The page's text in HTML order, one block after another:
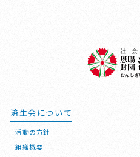
済生会について
活動の方針
組織概要